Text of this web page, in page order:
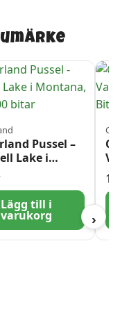
Pussel –
Lake i
USA 3000
Lägg till i
varukorg ›